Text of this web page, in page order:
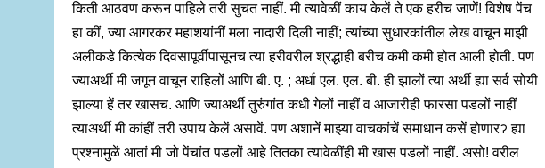
किती आठवण करून पाहिले तरी सुचत नाहीं. मी त्यावेळीं काय केलें ते एक हरीच जाणें! विशेष पेंच
हा कीं, ज्या आगरकर महाशयांनीं मला नादारी दिली नाहीं; त्यांच्या सुधारकांतील लेख वाचून माझी
अलीकडे कित्येक दिवसापूर्वींपासूनच त्या हरीवरील श्रद्धाही बरीच कमी कमी होत आली होती. पण
ज्याअर्थी मी जगून वाचून राहिलों आणि बी. ए. ; अर्धा एल. एल. बी. ही झालों त्या अर्थी ह्या सर्व सोयी
झाल्या हें तर खासच. आणि ज्याअर्थी तुरुंगांत कधी गेलों नाहीं व आजारीही फारसा पडलों नाहीं
त्याअर्थी मी कांहीं तरी उपाय केलें असावें. पण अशानें माझ्या वाचकांचें समाधान कसें होणारॽ ह्या
प्रश्नामुळें आतां मी जो पेंचांत पडलों आहे तितका त्यावेळींही मी खास पडलों नाहीं. असो!वरील